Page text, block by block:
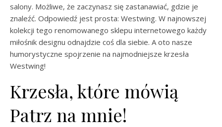
salony. Możliwe, że zaczynasz się zastanawiać, gdzie je
znaleźć. Odpowiedź jest prosta: Westwing. W najnowszej
kolekcji tego renomowanego sklepu internetowego każdy
miłośnik designu odnajdzie coś dla siebie. A oto nasze
humorystyczne spojrzenie na najmodniejsze krzesła
Westwing!
Krzesła, które mówią
Patrz na mnie!